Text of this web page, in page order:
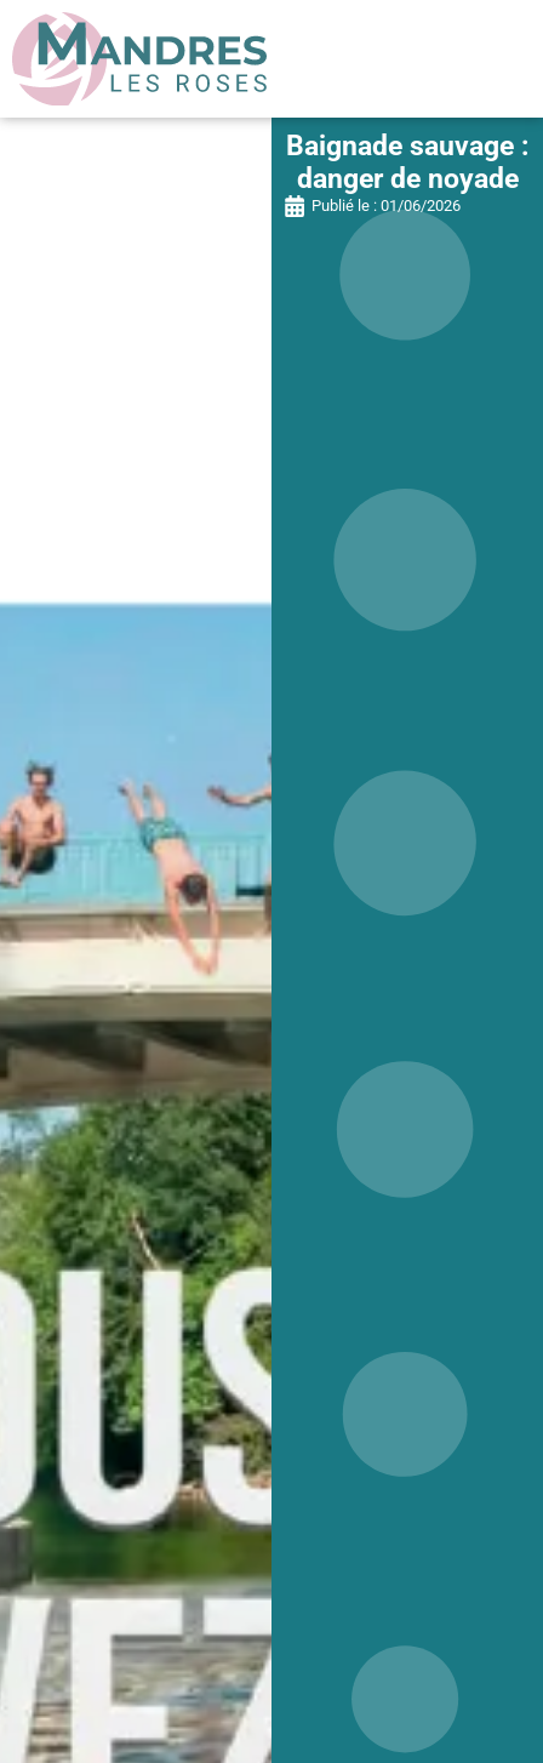
Baignade sauvage :
danger de noyade
Publié le : 01/06/2026